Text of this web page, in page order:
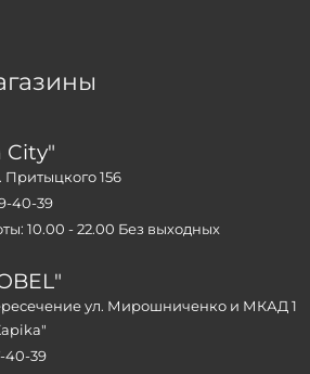
City"
Притыцкого 156
40-39
10.00 - 22.00 Без выходных
ул. Мирошниченко и МКАД 1
40-39